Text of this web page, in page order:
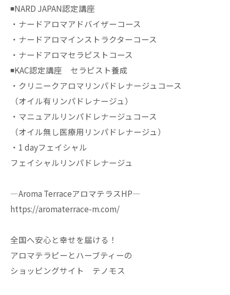
◾️NARD JAPAN認定講座
・ナードアロマアドバイザーコース
・ナードアロマインストラクターコース
・ナードアロマセラピストコース
◾️KAC認定講座 セラピスト養成
・クリニークアロマリンパドレナージュコース
（オイル有リンパドレナージュ）
・マニュアルリンパドレナージュコース
（オイル無し医療用リンパドレナージュ）
・1 dayフェイシャル
フェイシャルリンパドレナージュ
—Aroma TerraceアロマテラスHP—
https://aromaterrace-m.com/
全国へ安心と幸せを届ける！
アロマテラピーとハーブティーの
ショッピングサイト テノモス